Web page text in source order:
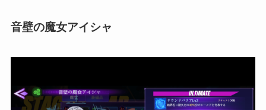
音壁の魔女アイシャ